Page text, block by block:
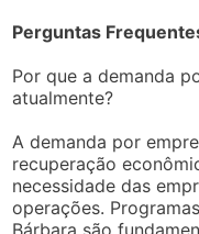
Perguntas
Por que a demanda
atualmente?
A demanda por
recuperação
necessidade das
operações.
Bárbara são